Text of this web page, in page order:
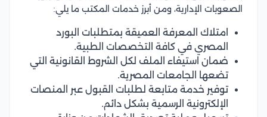
الصعوبات الإدارية، ومن أبرز خدمات المكتب ما يلي:
امتلاك المعرفة العميقة بمتطلبات البورد
المصري في كافة التخصصات الطبية.
ضمان استيفاء الملف لكل الشروط القانونية التي
تضعها الجامعات المصرية.
توفير خدمة متابعة لطلبات القبول عبر المنصات
الإلكترونية الرسمية بشكل دائم.